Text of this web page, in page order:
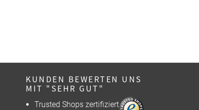
KUNDEN BEWERTEN UNS
MIT "SEHR GUT"
Trusted Shops zertifiziert